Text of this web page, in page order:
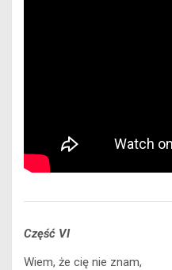
Część VI
Wiem, że cię nie znam,